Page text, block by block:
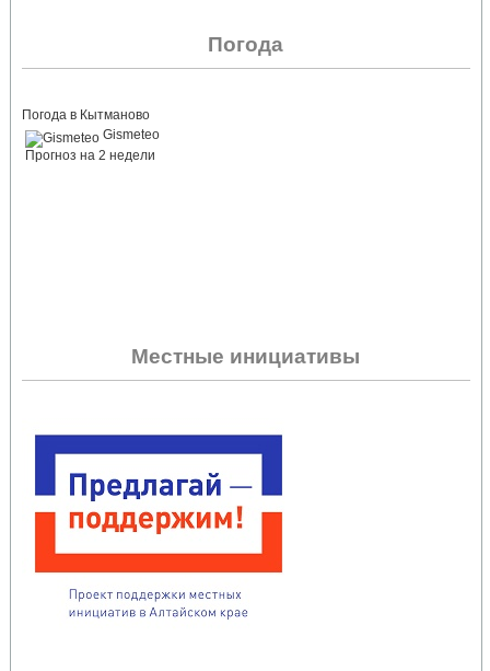
Погода
Погода в Кытманово
Gismeteo
Прогноз на 2 недели
Местные инициативы